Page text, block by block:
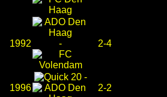
1992 - 2-4
1996
-
2-2